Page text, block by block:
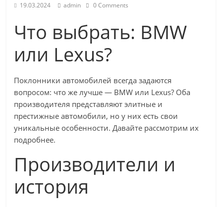
19.03.2024 admin 0 Comments
Что выбрать: BMW
или Lexus?
Поклонники автомобилей всегда задаются
вопросом: что же лучше — BMW или Lexus? Оба
производителя представляют элитные и
престижные автомобили, но у них есть свои
уникальные особенности. Давайте рассмотрим их
подробнее.
Производители и
история